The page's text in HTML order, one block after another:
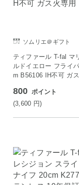
ソムリエ＠ギフト
ティファール T-fal マ
ルドイエロー フライ
m B56106 IH不可 ガ
800 ポイント
(3,600 円)